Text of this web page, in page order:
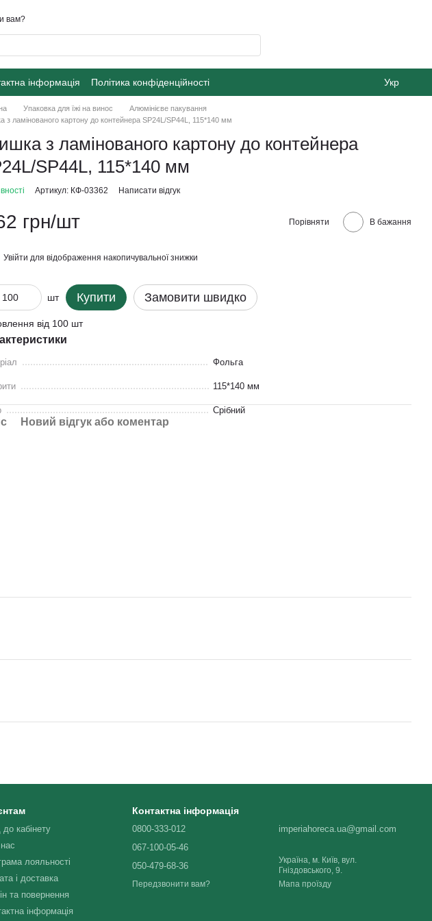
вам?
інформація
Політика конфіденційності
Укр
Упаковка для їжі на винос
Алюмінієве пакування
з ламінованого картону до контейнера SP24L/SP44L, 115*140 мм
з ламінованого картону до контейнера
SP44L, 115*140 мм
Артикул: КФ-03362 Написати відгук
грн/шт Порівняти В бажання
Увійти для відображення накопичувальної знижки
шт Купити Замовити швидко
від 100 шт
Фольга
115*140 мм
Срібний
Новий відгук або коментар
до кабінету
лояльності
і доставка
та повернення
інформація
Контактна інформація
0800-333-012
067-100-05-46
050-479-68-36
Передзвонити вам?
imperiahoreca.ua@gmail.com
Україна, м. Київ, вул.
Гніздовського, 9.
Мапа проїзду